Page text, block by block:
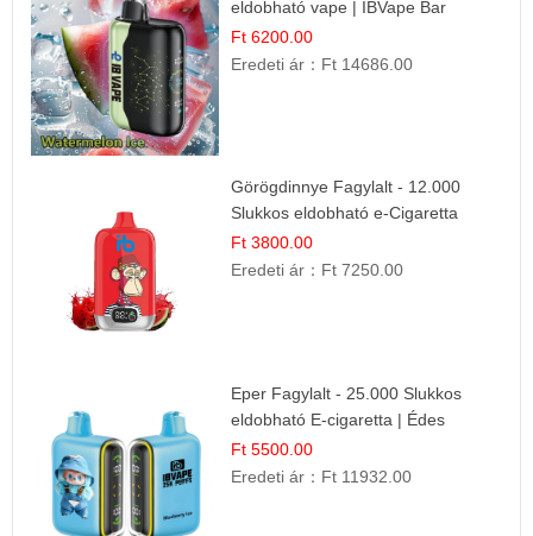
eldobható vape | IBVape Bar
Frissítő Nyári Íz
Ft 6200.00
Eredeti ár： Ft 14686.00
Görögdinnye Fagylalt - 12.000
Slukkos eldobható e-Cigaretta
Ft 3800.00
Eredeti ár： Ft 7250.00
Eper Fagylalt - 25.000 Slukkos
eldobható E-cigaretta | Édes
Desszert Íz
Ft 5500.00
Eredeti ár： Ft 11932.00